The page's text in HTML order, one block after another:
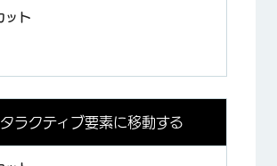
ラクティブ要素に移動する